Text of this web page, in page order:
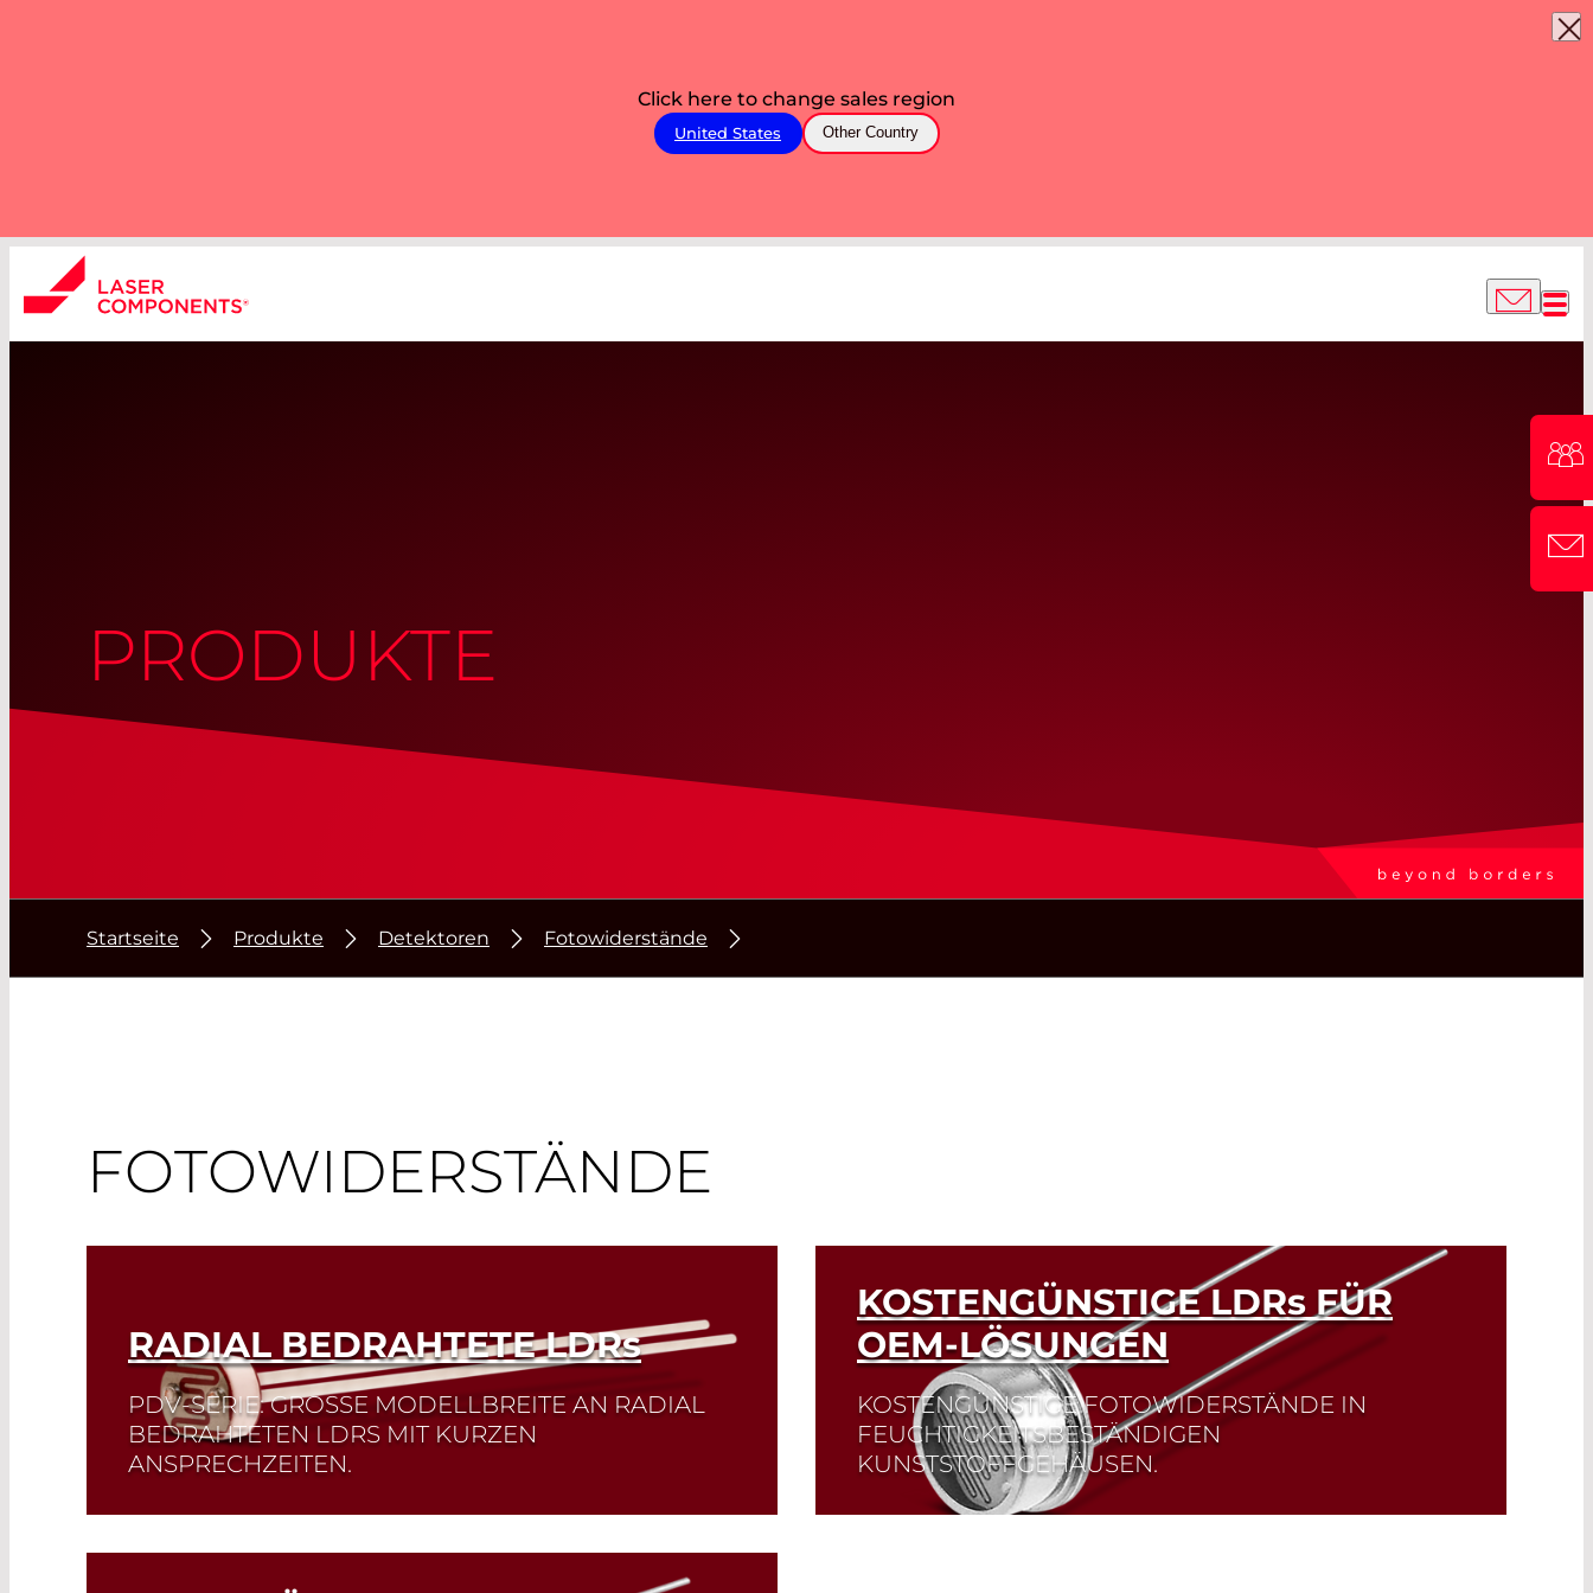
Click here to change sales region
United States Other Country
PRODUKTE
Startseite Produkte Detektoren Fotowiderstände
FOTOWIDERSTÄNDE
RADIAL BEDRAHTETE LDRs
PDV-SERIE: GROSSE MODELLBREITE AN RADIAL B
EDRAHTETEN LDRS MIT KURZEN A
NSPRECHZEITEN.
Mit kurzen Ansprechzeiten, radial bedrahteten Gehäusen und
KOSTENGÜNSTIGE LDRs FÜR
OEM-LÖSUNGEN
KOSTENGÜNSTIGE FOTOWIDERSTÄNDE IN
FEUCHTIGKEITSBESTÄNDIGEN
KUNSTSTOFFGEHÄUSEN.
Die CdS-Fotowiderstände der NORPS-Serie detektieren